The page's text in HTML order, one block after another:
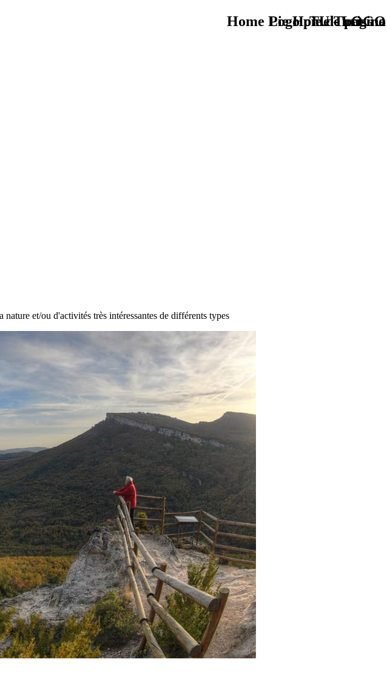
TU - LOGO
et/ou d'activités très intéressantes de différents types
Home Logo pie de página
Pie Home Turismo